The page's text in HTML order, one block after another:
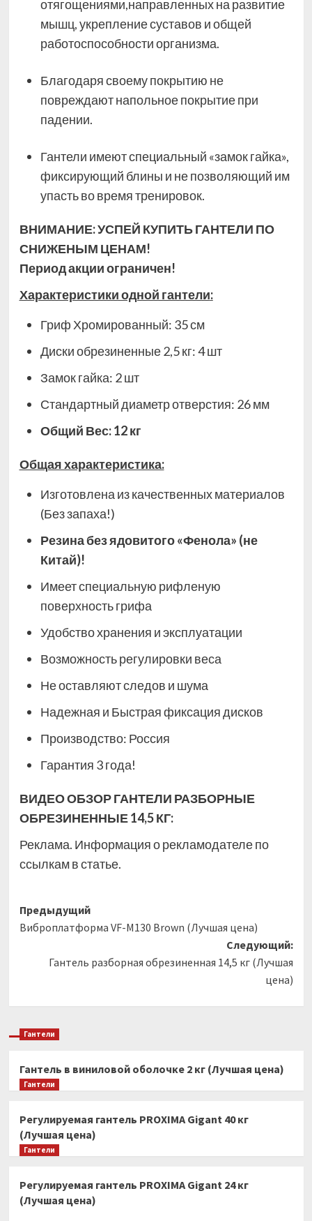
отягощениями,направленных на развитие
мышц, укрепление суставов и общей
работоспособности организма.
Благодаря своему покрытию не
повреждают напольное покрытие при
падении.
Гантели имеют специальный «замок гайка»,
фиксирующий блины и не позволяющий им
упасть во время тренировок.
ВНИМАНИЕ: УСПЕЙ КУПИТЬ ГАНТЕЛИ ПО
СНИЖЕНЫМ ЦЕНАМ!
Период акции ограничен!
Характеристики одной гантели:
Гриф Хромированный: 35 см
Диски обрезиненные 2,5 кг: 4 шт
Замок гайка: 2 шт
Стандартный диаметр отверстия: 26 мм
Общий Вес: 12 кг
Общая характеристика:
Изготовлена из качественных материалов
(Без запаха!)
Резина без ядовитого «Фенола» (не
Китай)!
Имеет специальную рифленую
поверхность грифа
Удобство хранения и эксплуатации
Возможность регулировки веса
Не оставляют следов и шума
Надежная и Быстрая фиксация дисков
Производство: Россия
Гарантия 3 года!
ВИДЕО ОБЗОР ГАНТЕЛИ РАЗБОРНЫЕ
ОБРЕЗИНЕННЫЕ 14,5 КГ:
Реклама. Информация о рекламодателе по
ссылкам в статье.
Навигация
записи
Предыдущий
Виброплатформа VF-M130 Brown (Лучшая цена)
Следующий:
Гантель разборная обрезиненная 14,5 кг (Лучшая
цена)
Гантели
Гантель в виниловой оболочке 2 кг (Лучшая цена)
Гантели
Регулируемая гантель PROXIMA Gigant 40 кг
(Лучшая цена)
Гантели
Регулируемая гантель PROXIMA Gigant 24 кг
(Лучшая цена)